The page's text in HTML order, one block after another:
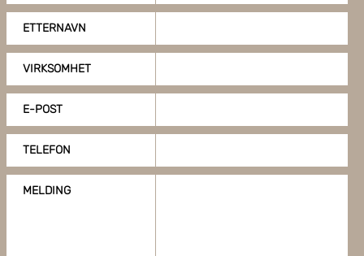
ETTERNAVN
VIRKSOMHET
E-POST
TELEFON
MELDING